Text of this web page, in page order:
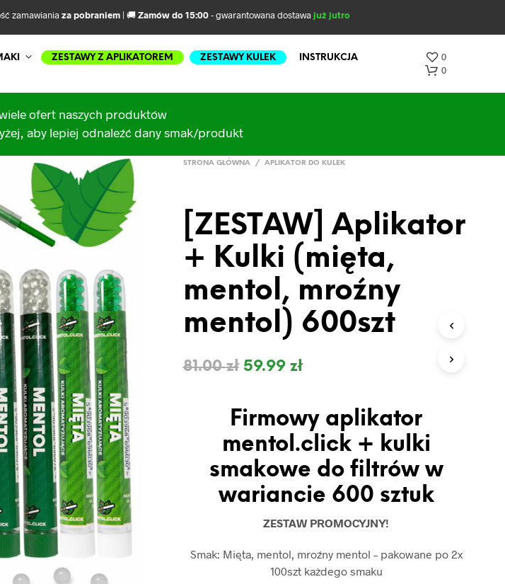
zamawiania za pobraniem| 🚚Zamów do 15:00- gwarantowana dostawa już jutro
ZESTAWY Z APLIKATOREM ZESTAWY KULEK
INSTRUKCJA
0
0
ofert naszych produktów
aby lepiej odnaleźć dany smak/produkt
STRONA GŁÓWNA / APLIKATOR DO KULEK
[ZESTAW] Aplikator
+ Kulki (mięta,
mentol, mroźny
mentol) 600szt
81.00zł 59.99 zł
Firmowy aplikator
mentol.click + kulki
smakowe do filtrów w
wariancie 600 sztuk
ZESTAW PROMOCYJNY!
Smak: Mięta, mentol, mroźny mentol – pakowane po 2x
100szt każdego smaku